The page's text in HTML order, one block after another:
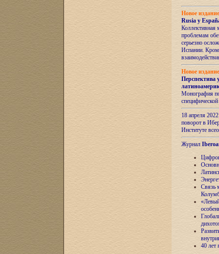
Новое
Rusia y
Коллективная
проблемам
серьезно
Испании.
Новое
Перспектива
Монография
18 апреля
поворот в
Институте
Журнал
Связь
40 лет